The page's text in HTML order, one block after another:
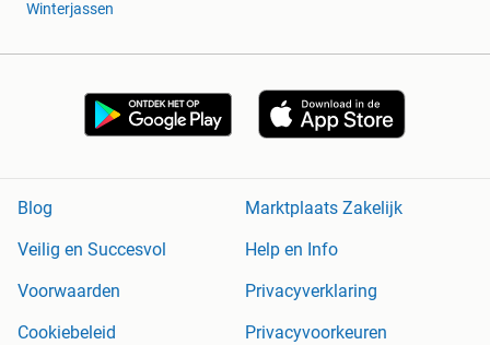
Winterjassen
Blog
Marktplaats Zakelijk
Veilig en Succesvol
Help en Info
Voorwaarden
Privacyverklaring
Cookiebeleid
Privacyvoorkeuren